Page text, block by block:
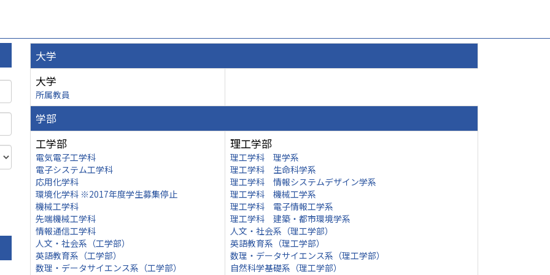
大学
大学
所属教員
学部
工学部
電気電子工学科
電子システム工学科
応用化学科
環境化学科 ※2017年度学生募集停止
機械工学科
先端機械工学科
情報通信工学科
人文・社会系（工学部）
英語教育系（工学部）
数理・データサイエンス系（工学部）
理工学部
理工学科 理学系
理工学科 生命科学系
理工学科 情報システムデザイン学系
理工学科 機械工学系
理工学科 電子情報工学系
理工学科 建築・都市環境学系
人文・社会系（理工学部）
英語教育系（理工学部）
数理・データサイエンス系（理工学部）
自然科学基礎系（理工学部）